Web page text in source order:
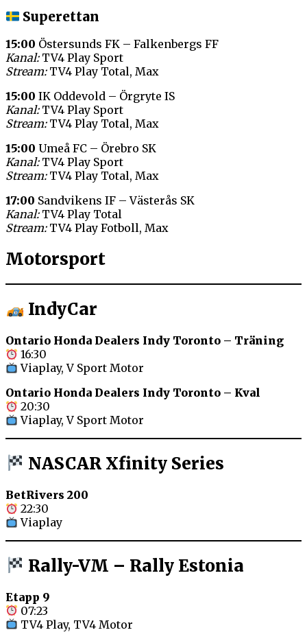
Superettan
15:00 Östersunds FK – Falkenbergs FF
Kanal:TV4 Play Sport
Stream:TV4 Play Total, Max
15:00 IK Oddevold – Örgryte IS
Kanal:TV4 Play Sport
Stream:TV4 Play Total, Max
15:00 Umeå FC – Örebro SK
Kanal:TV4 Play Sport
Stream:TV4 Play Total, Max
17:00 Sandvikens IF – Västerås SK
Kanal:TV4 Play Total
Stream:TV4 Play Fotboll, Max
Motorsport
IndyCar
Ontario Honda Dealers Indy Toronto – Träning
16:30
Viaplay, V Sport Motor
Ontario Honda Dealers Indy Toronto – Kval
20:30
Viaplay, V Sport Motor
NASCAR Xfinity Series
BetRivers 200
22:30
Viaplay
Rally-VM – Rally Estonia
Etapp 9
07:23
TV4 Play, TV4 Motor